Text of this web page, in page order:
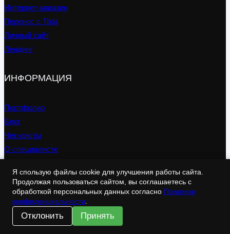
Интернет-магазин
Перенос с Tilda
Личный сайт
Лендинг
ИНФОРМАЦИЯ
Портфолио
Блог
Чек-листы
О специалисте
КОНТАКТЫ
TELEGRAM
Я спользую файлы cookie для улучшения работы сайта.
Продолжая пользоваться сайтом, вы соглашаетесь с
обработкой персональных данных согласно Политике
конфиденциальности
Отклонить Принять